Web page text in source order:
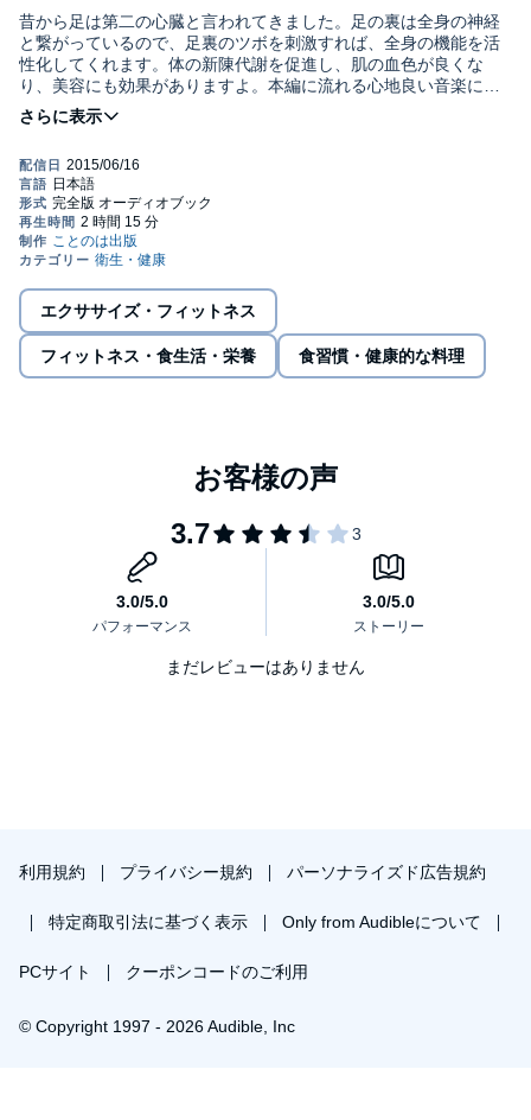
昔から足は第二の心臓と言われてきました。足の裏は全身の神経
と繋がっているので、足裏のツボを刺激すれば、全身の機能を活
性化してくれます。体の新陳代謝を促進し、肌の血色が良くな
り、美容にも効果がありますよ。本編に流れる心地良い音楽に癒
されながら、心も体も健康に保ちましょう!(C)アイ文庫
エクササイズ・フィットネス
フィットネス・食生活・栄養 食習慣・健康的な料理
まだレビューはありません
利用規約 プライバシー規約 パーソナライズド広告規約
特定商取引法に基づく表示 Only from Audibleについて
PCサイト クーポンコードのご利用
© Copyright 1997 - 2026 Audible, Inc